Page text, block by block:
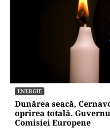
ENERGIE
Dunărea seacă,
oprirea totală.
Comisiei Europene